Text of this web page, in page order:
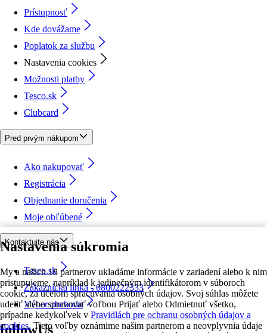
Nastavenia súkromia
My a našich 18 partnerov ukladáme informácie v zariadení alebo k nim
pristupujeme, napríklad k jedinečným identifikátorom v súboroch
cookie, za účelom spracúvania osobných údajov. Svoj súhlas môžete
udeliť alebo spravovať voľbou Prijať alebo Odmietnuť všetko,
prípadne kedykoľvek v Pravidlách pre ochranu osobných údajov a
cookies. Tieto voľby oznámime našim partnerom a neovplyvnia údaje
Prístupnosť
Kde dovážame
Poplatok za službu
Nastavenia cookies
Možnosti platby
Tesco.sk
Clubcard
Pred prvým nákupom
Ako nakupovať
Registrácia
Objednanie doručenia
Moje obľúbené
Kontaktujte nás
Tesco.sk
Zákaznícka linka - 0800222333
Výber obchodu
followUs